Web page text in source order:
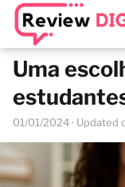
Uma
01/01/2024· Updated